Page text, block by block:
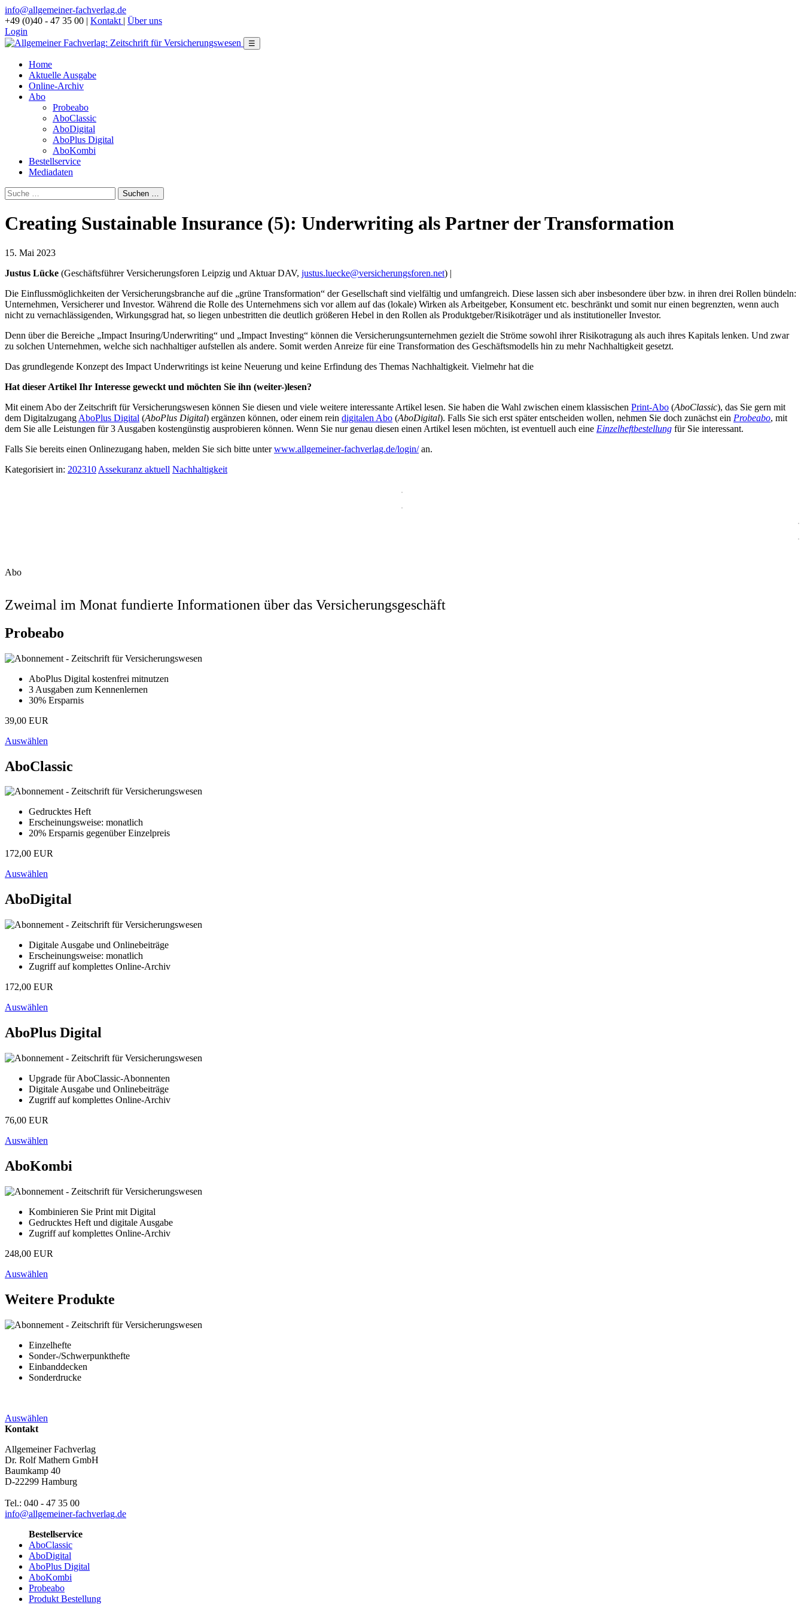
info@allgemeiner-fachverlag.de
+49 (0)40 - 47 35 00 | Kontakt | Über uns
Login
☰
Home
Aktuelle Ausgabe
Online-Archiv
Abo
Probeabo
AboClassic
AboDigital
AboPlus Digital
AboKombi
Bestellservice
Mediadaten
Creating Sustainable Insurance (5): Underwriting als Partner der Transformation
15. Mai 2023
Justus Lücke (Geschäftsführer Versicherungsforen Leipzig und Aktuar DAV, justus.luecke@versicherungsforen.net) |
Die Einflussmöglichkeiten der Versicherungsbranche auf die „grüne Transformation“ der Gesellschaft sind vielfältig und umfangreich. Diese lassen sich aber insbesondere über bzw. in ihren drei Rollen bündeln:
Unternehmen, Versicherer und Investor. Während die Rolle des Unternehmens sich vor allem auf das (lokale) Wirken als Arbeitgeber, Konsument etc. beschränkt und somit nur einen begrenzten, wenn auch
nicht zu vernachlässigenden, Wirkungsgrad hat, so liegen unbestritten die deutlich größeren Hebel in den Rollen als Produktgeber/Risikoträger und als institutioneller Investor.
Denn über die Bereiche „Impact Insuring/Underwriting“ und „Impact Investing“ können die Versicherungsunternehmen gezielt die Ströme sowohl ihrer Risikotragung als auch ihres Kapitals lenken. Und zwar
zu solchen Unternehmen, welche sich nachhaltiger aufstellen als andere. Somit werden Anreize für eine Transformation des Geschäftsmodells hin zu mehr Nachhaltigkeit gesetzt.
Das grundlegende Konzept des Impact Underwritings ist keine Neuerung und keine Erfindung des Themas Nachhaltigkeit. Vielmehr hat die
Hat dieser Artikel Ihr Interesse geweckt und möchten Sie ihn (weiter-)lesen?
Mit einem Abo der Zeitschrift für Versicherungswesen können Sie diesen und viele weitere interessante Artikel lesen. Sie haben die Wahl zwischen einem klassischen Print-Abo (AboClassic), das Sie gern mit
dem Digitalzugang AboPlus Digital (AboPlus Digital) ergänzen können, oder einem rein digitalen Abo (AboDigital). Falls Sie sich erst später entscheiden wollen, nehmen Sie doch zunächst ein Probeabo, mit
dem Sie alle Leistungen für 3 Ausgaben kostengünstig ausprobieren können. Wenn Sie nur genau diesen einen Artikel lesen möchten, ist eventuell auch eine Einzelheftbestellung für Sie interessant.
Falls Sie bereits einen Onlinezugang haben, melden Sie sich bitte unterwww.allgemeiner-fachverlag.de/login/an.
Kategorisiert in: 202310 Assekuranz aktuell Nachhaltigkeit
Abo
Zweimal im Monat fundierte Informationen über das Versicherungsgeschäft
Probeabo
AboPlus Digital kostenfrei mitnutzen
3 Ausgaben zum Kennenlernen
30% Ersparnis
39,00 EUR
Auswählen
AboClassic
Gedrucktes Heft
Erscheinungsweise: monatlich
20% Ersparnis gegenüber Einzelpreis
172,00 EUR
Auswählen
AboDigital
Digitale Ausgabe und Onlinebeiträge
Erscheinungsweise: monatlich
Zugriff auf komplettes Online-Archiv
172,00 EUR
Auswählen
AboPlus Digital
Upgrade für AboClassic-Abonnenten
Digitale Ausgabe und Onlinebeiträge
Zugriff auf komplettes Online-Archiv
76,00 EUR
Auswählen
AboKombi
Kombinieren Sie Print mit Digital
Gedrucktes Heft und digitale Ausgabe
Zugriff auf komplettes Online-Archiv
248,00 EUR
Auswählen
Weitere Produkte
Einzelhefte
Sonder-/Schwerpunkthefte
Einbanddecken
Sonderdrucke
Auswählen
Kontakt
Allgemeiner Fachverlag
Dr. Rolf Mathern GmbH
Baumkamp 40
D-22299 Hamburg
Tel.: 040 - 47 35 00
info@allgemeiner-fachverlag.de
Bestellservice
AboClassic
AboDigital
AboPlus Digital
AboKombi
Probeabo
Produkt Bestellung